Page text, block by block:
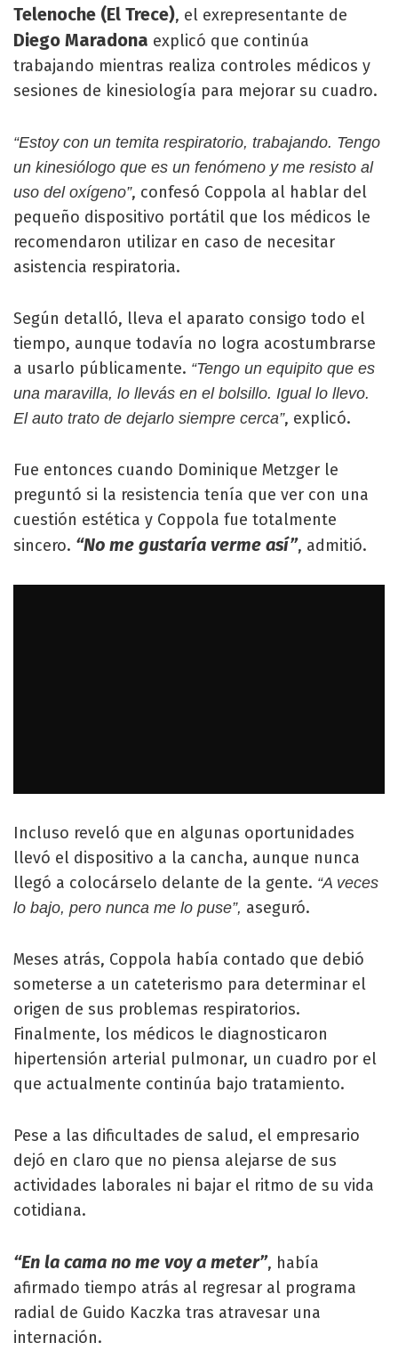
Telenoche (El Trece), el exrepresentante de
Diego Maradona explicó que continúa
trabajando mientras realiza controles médicos y
sesiones de kinesiología para mejorar su cuadro.
“Estoy con un temita respiratorio, trabajando. Tengo
un kinesiólogo que es un fenómeno y me resisto al
uso del oxígeno”, confesó Coppola al hablar del
pequeño dispositivo portátil que los médicos le
recomendaron utilizar en caso de necesitar
asistencia respiratoria.
Según detalló, lleva el aparato consigo todo el
tiempo, aunque todavía no logra acostumbrarse
a usarlo públicamente. “Tengo un equipito que es
una maravilla, lo llevás en el bolsillo. Igual lo llevo.
El auto trato de dejarlo siempre cerca”, explicó.
Fue entonces cuando Dominique Metzger le
preguntó si la resistencia tenía que ver con una
cuestión estética y Coppola fue totalmente
sincero. “No me gustaría verme así”, admitió.
Incluso reveló que en algunas oportunidades
llevó el dispositivo a la cancha, aunque nunca
llegó a colocárselo delante de la gente. “A veces
lo bajo, pero nunca me lo puse”, aseguró.
Meses atrás, Coppola había contado que debió
someterse a un cateterismo para determinar el
origen de sus problemas respiratorios.
Finalmente, los médicos le diagnosticaron
hipertensión arterial pulmonar, un cuadro por el
que actualmente continúa bajo tratamiento.
Pese a las dificultades de salud, el empresario
dejó en claro que no piensa alejarse de sus
actividades laborales ni bajar el ritmo de su vida
cotidiana.
“En la cama no me voy a meter”, había
afirmado tiempo atrás al regresar al programa
radial de Guido Kaczka tras atravesar una
internación.